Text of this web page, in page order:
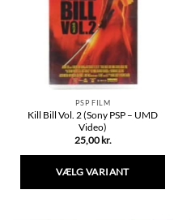
PSP FILM
Kill Bill Vol. 2 (Sony PSP – UMD
Video)
25,00 kr.
VÆLG VARIANT